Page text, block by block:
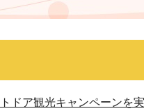
ドア観光キャンペーンを